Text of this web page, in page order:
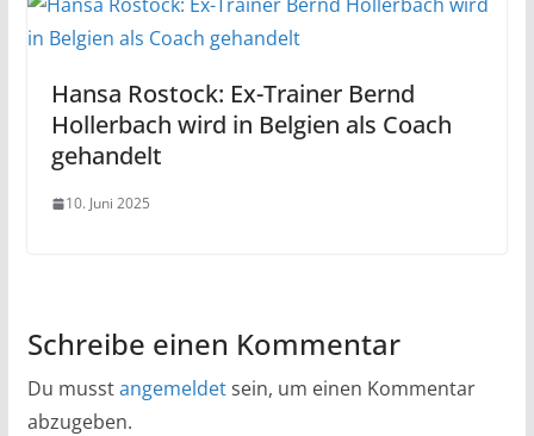
Hansa Rostock: Ex-Trainer Bernd
Hollerbach wird in Belgien als Coach
gehandelt
10. Juni 2025
Schreibe einen Kommentar
Du musstangemeldetsein, um einen Kommentar
abzugeben.